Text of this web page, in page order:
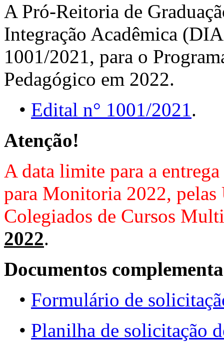
A Pró-Reitoria de
Integração Acadêmica
1001/2021, para o
Pedagógico em 2022.
• Edital n° 1001/2021.
Atenção!
A data limite para a
para Monitoria 2022, pelas
Colegiados de Cursos
2022.
Documentos
• Formulário de
• Planilha de solicitação